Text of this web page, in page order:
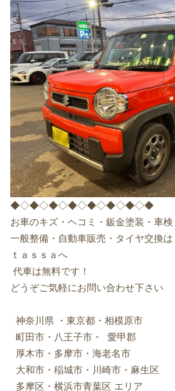
◆◇◆◇◆◇◆◇◆◇◆◇◆◇◆
お車のキズ・ヘコミ・鈑金塗装・車検
一般整備・自動車販売・タイヤ交換は
ｔａｓｓａへ
代車は無料です！
どうぞご気軽にお問い合わせ下さい
神奈川県 ・東京都・相模原市
町田市・八王子市・ 愛甲郡
厚木市・多摩市・海老名市
大和市・稲城市・川崎市・麻生区
多摩区・横浜市青葉区 エリア